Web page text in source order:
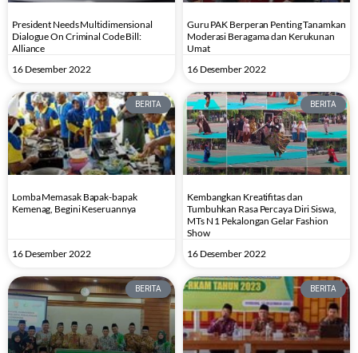
President Needs Multidimensional
Dialogue On Criminal Code Bill:
Alliance
16 Desember 2022
Guru PAK Berperan Penting Tanamkan
Moderasi Beragama dan Kerukunan
Umat
16 Desember 2022
BERITA
Lomba Memasak Bapak-bapak
Kemenag, Begini Keseruannya
16 Desember 2022
BERITA
Kembangkan Kreatifitas dan
Tumbuhkan Rasa Percaya Diri Siswa,
MTs N 1 Pekalongan Gelar Fashion
Show
16 Desember 2022
BERITA BERITA